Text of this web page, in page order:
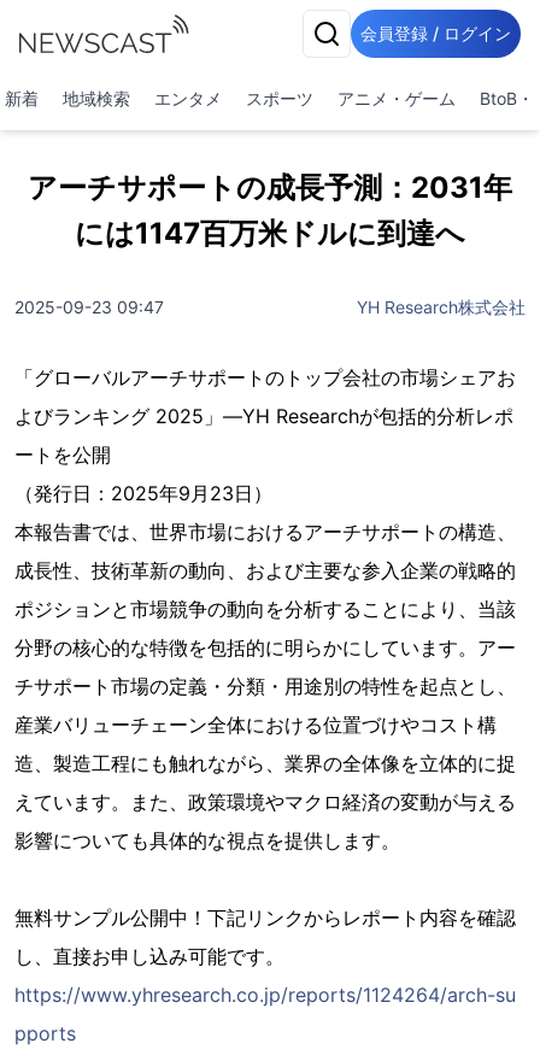
会員登録 / ログイン
新着 地域検索 エンタメ スポーツ アニメ・ゲーム BtoB・
アーチサポートの成長予測：2031年
には1147百万米ドルに到達へ
2025-09-23 09:47 YH Research株式会社
「グローバルアーチサポートのトップ会社の市場シェアお
よびランキング 2025」—YH Researchが包括的分析レポ
ートを公開
（発行日：2025年9月23日）
本報告書では、世界市場におけるアーチサポートの構造、
成長性、技術革新の動向、および主要な参入企業の戦略的
ポジションと市場競争の動向を分析することにより、当該
分野の核心的な特徴を包括的に明らかにしています。アー
チサポート市場の定義・分類・用途別の特性を起点とし、
産業バリューチェーン全体における位置づけやコスト構
造、製造工程にも触れながら、業界の全体像を立体的に捉
えています。また、政策環境やマクロ経済の変動が与える
影響についても具体的な視点を提供します。
無料サンプル公開中！下記リンクからレポート内容を確認
し、直接お申し込み可能です。
https://www.yhresearch.co.jp/reports/1124264/arch-su
pports